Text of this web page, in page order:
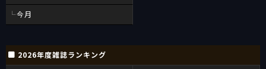
今月
2026年度雑誌ランキング